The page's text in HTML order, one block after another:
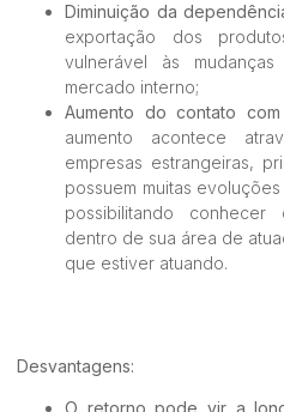
Diminuição da
exportação dos
vulnerável às
mercado interno;
Aumento do contato
aumento acontece
empresas estrangeiras,
possuem muitas
possibilitando conhecer
dentro de sua área de
que estiver atuando.
Desvantagens:
O retorno pode vir a